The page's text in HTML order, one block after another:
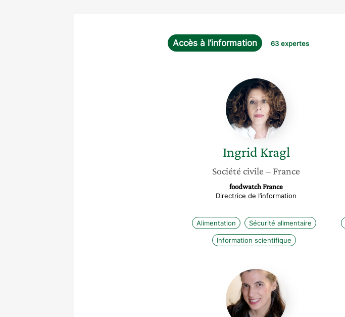
Accès à l’information 63 expertes
Ingrid
Kragl
Ingrid Kragl
Société civile – France
foodwatch France
Directrice de l’information
Alimentation Sécurité alimentaire
Information scientifique
Anne
Cordier